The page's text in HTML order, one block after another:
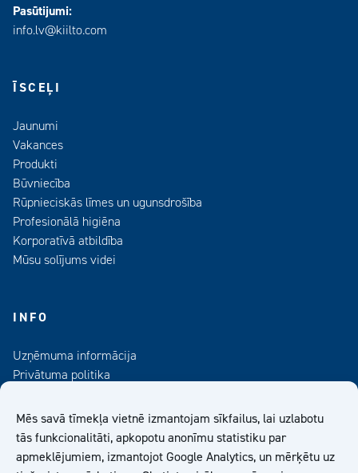
Mēs savā tīmekļa vietnē izmantojam sīkfailus, lai uzlabotu
tās funkcionalitāti, apkopotu anonīmu statistiku par
apmeklējumiem, izmantojot Google Analytics, un mērķētu uz
Pasūtijumi:
info.lv@kiilto.com
ĪSCEĻI
Jaunumi
Vakances
Produkti
Būvniecība
Rūpnieciskās līmes un ugunsdrošība
Profesionālā higiēna
Korporatīvā atbildība
Mūsu solījums videi
INFO
Uzņēmuma informācija
Privātuma politika
Medijiem
Abonējiet mūsu informatīvo izdevumu